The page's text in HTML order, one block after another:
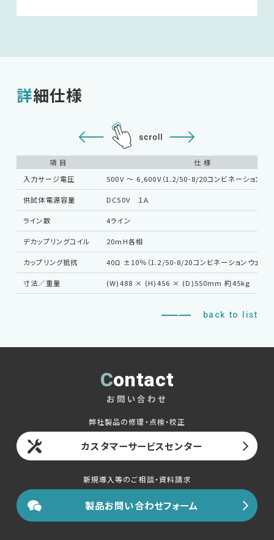
詳細仕様
項 目
仕 様
入力サージ電圧
500V 〜 6,600V（1.2/50-8/20コンビネーションウェ
供試体電源容量 DC50V １Ａ
ライン数 4ライン
デカップリングコイル 20mH各相
カップリング抵抗 40Ω ±10％（1.2/50-8/20コンビネーションウェーブ
寸法／重量 (W)488 × (H)456 × (D)550mm 約45kg
back to list
Contact
お問い合わせ
弊社製品の修理・点検・校正
カスタマーサービスセンター
新規導入等のご相談・資料請求
製品お問い合わせフォーム